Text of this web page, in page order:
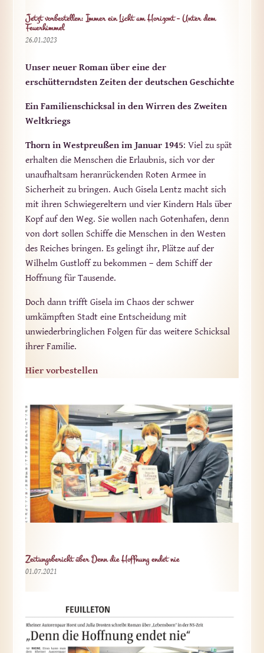
Jetzt vorbestellen: Immer ein Licht am Horizont – Unter dem
Feuerhimmel
26.01.2023
Unser neuer Roman über eine der
erschütterndsten Zeiten der deutschen Geschichte
Ein Familienschicksal in den Wirren des Zweiten
Weltkriegs
Thorn in Westpreußen im Januar 1945: Viel zu spät
erhalten die Menschen die Erlaubnis, sich vor der
unaufhaltsam heranrückenden Roten Armee in
Sicherheit zu bringen. Auch Gisela Lentz macht sich
mit ihren Schwiegereltern und vier Kindern Hals über
Kopf auf den Weg. Sie wollen nach Gotenhafen, denn
von dort sollen Schiffe die Menschen in den Westen
des Reiches bringen. Es gelingt ihr, Plätze auf der
Wilhelm Gustloff zu bekommen – dem Schiff der
Hoffnung für Tausende.
Doch dann trifft Gisela im Chaos der schwer
umkämpften Stadt eine Entscheidung mit
unwiederbringlichen Folgen für das weitere Schicksal
ihrer Familie.
Hier vorbestellen
Zeitungsbericht über Denn die Hoffnung endet nie
01.07.2021